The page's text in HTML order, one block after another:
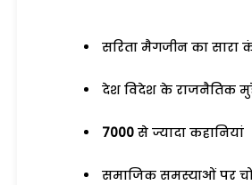
सरिता मैगजीन का सारा
देश विदेश के राजनैतिक
7000 से ज्यादा कहानियां
समाजिक समस्याओं पर